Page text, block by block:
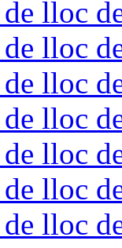
lloc
lloc
lloc
lloc
lloc
lloc
lloc